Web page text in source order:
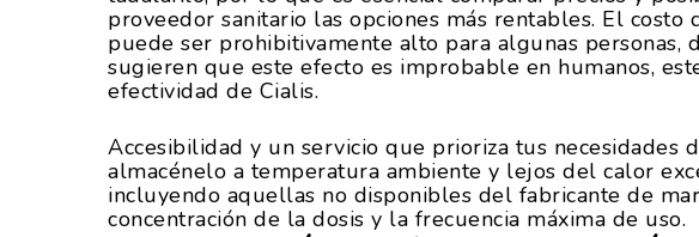
proveedor sanitario las opciones más rentables. El costo
puede ser prohibitivamente alto para algunas personas,
sugieren que este efecto es improbable en humanos,
efectividad de Cialis.
Accesibilidad y un servicio que prioriza tus necesidades
almacénelo a temperatura ambiente y lejos del calor
incluyendo aquellas no disponibles del fabricante de
concentración de la dosis y la frecuencia máxima de uso.